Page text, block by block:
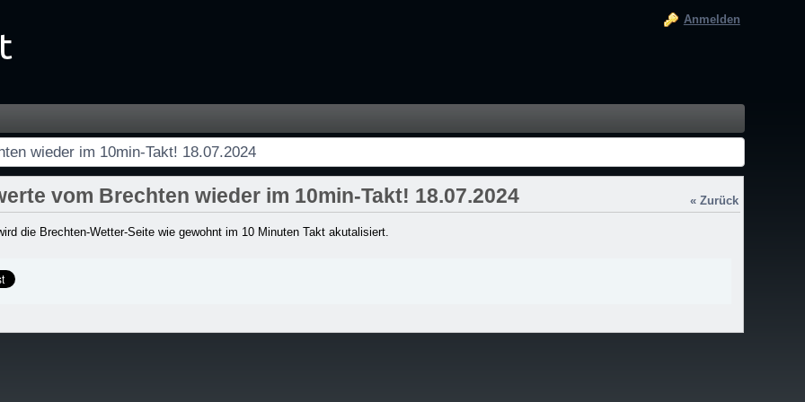
Takt! 18.07.2024 - Startseite
Anmelden
wieder im 10min-Takt! 18.07.2024
« Zurück
vom Brechten wieder im 10min-Takt! 18.07.2024
die Brechten-Wetter-Seite wie gewohnt im 10 Minuten Takt akutalisiert.